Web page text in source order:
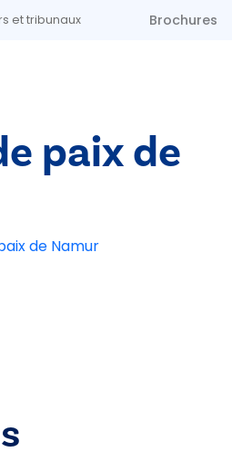
et tribunaux Brochures
paix de
de Namur